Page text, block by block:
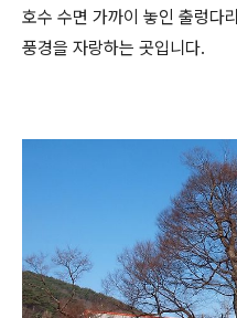
호수 수면 가까이 놓인 출렁다
풍경을 자랑하는 곳입니다.